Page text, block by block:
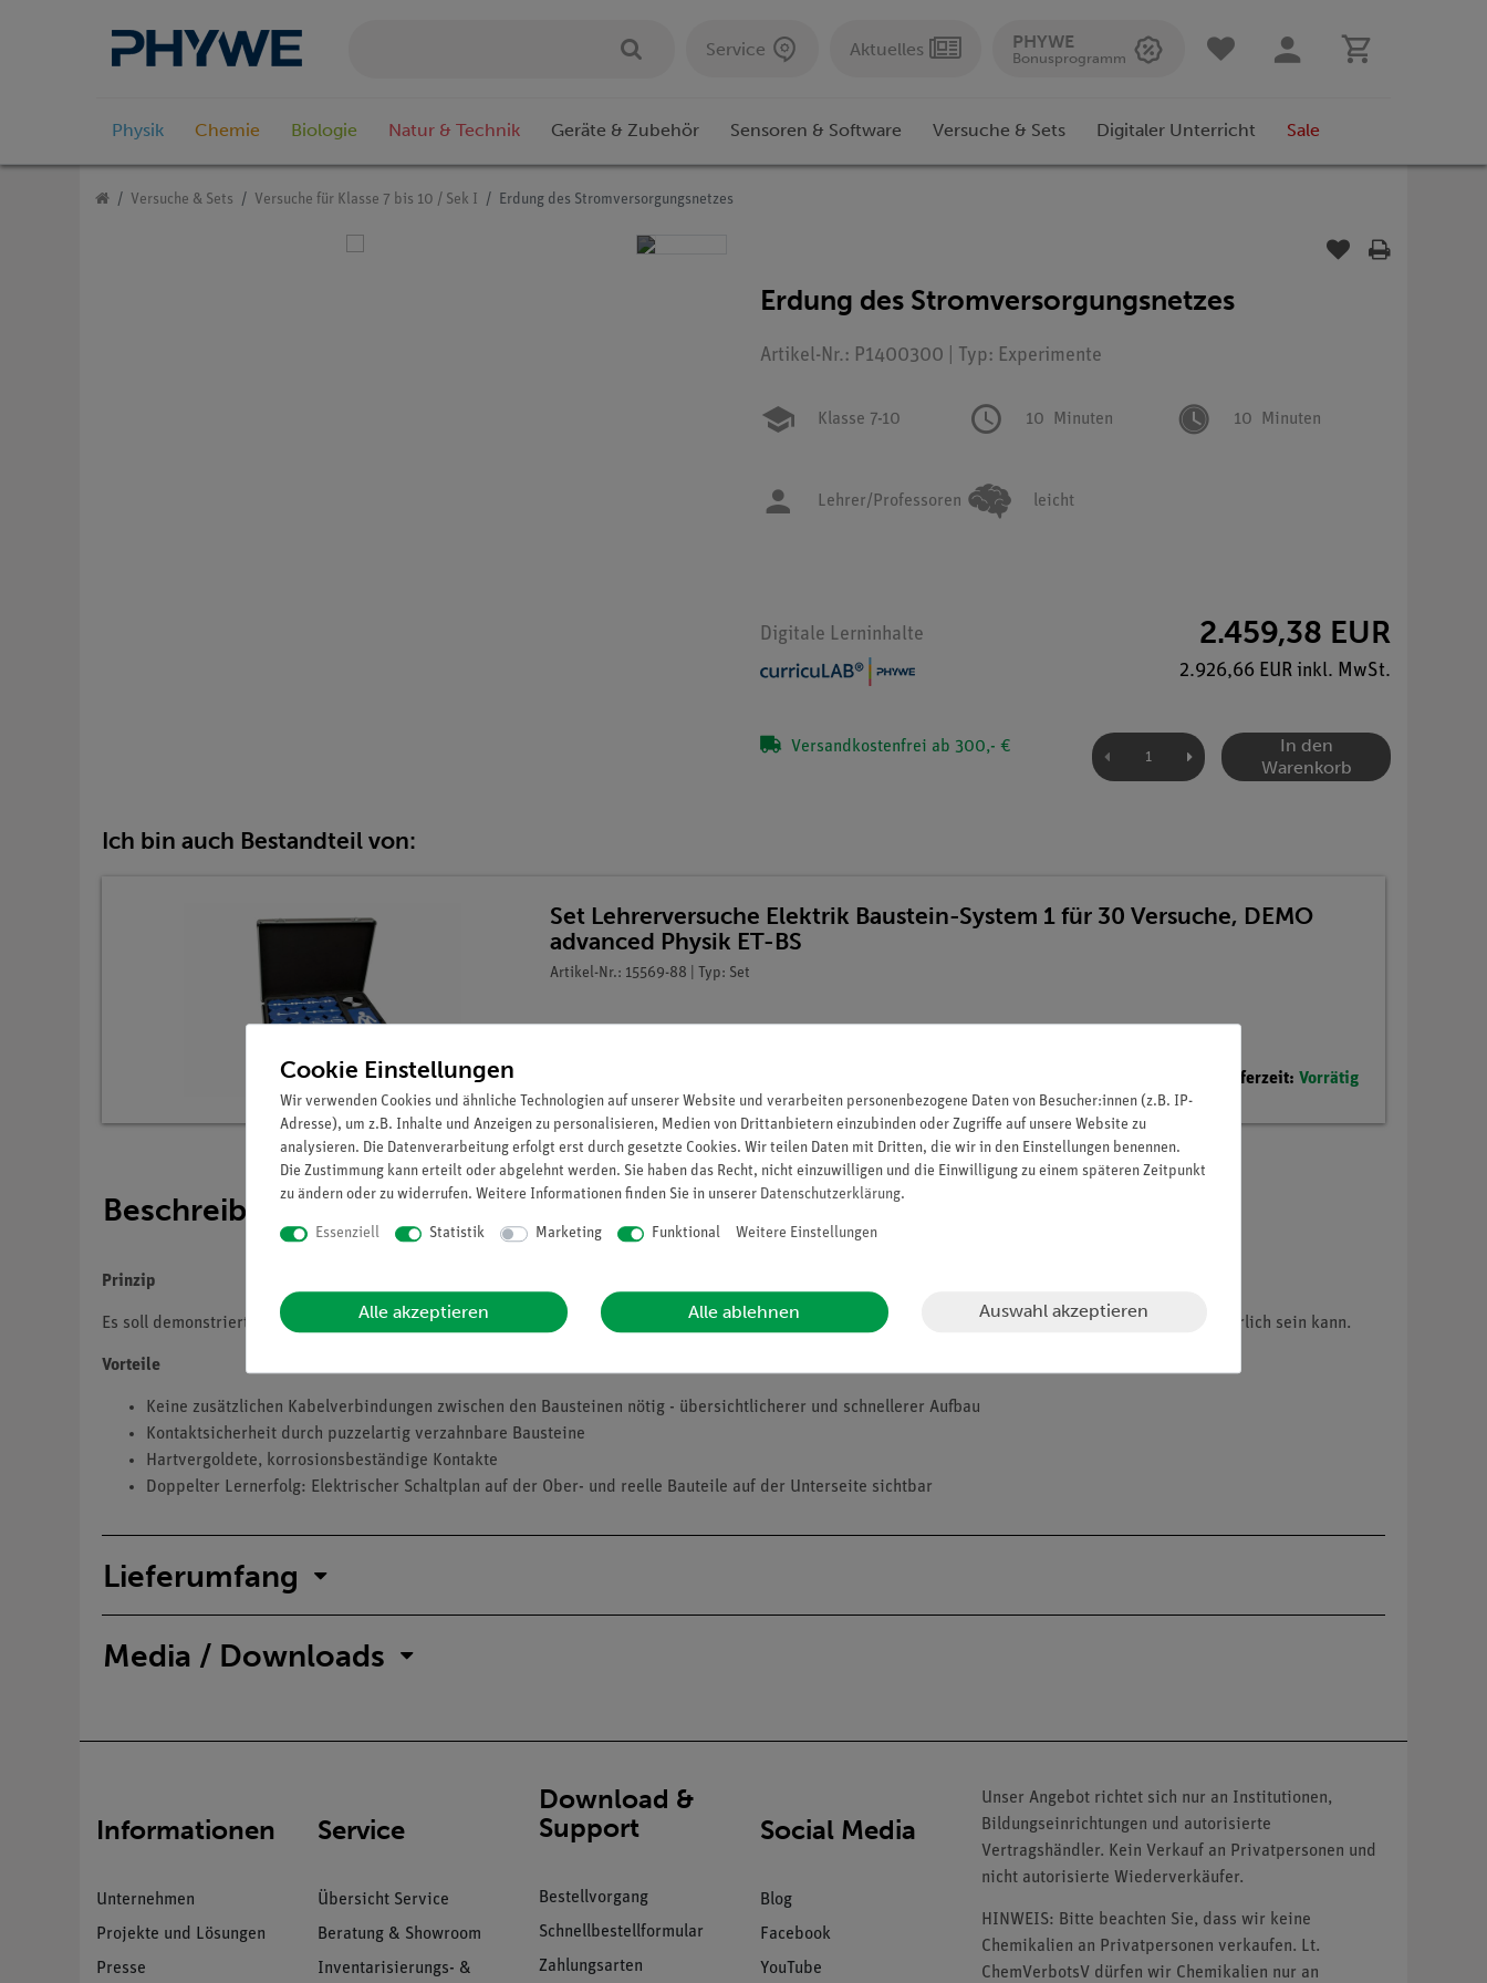
Service Aktuelles PHYWE
Bonusprogramm
Physik Chemie Biologie Natur & Technik Geräte & Zubehör Sensoren & Software Versuche & Sets Digitaler Unterricht Sale
Versuche & Sets Versuche für Klasse 7 bis 10 / Sek I Erdung des Stromversorgungsnetzes
Erdung des Stromversorgungsnetzes
Artikel-Nr.: P1400300 | Typ: Experimente
Klasse 7-10 10 Minuten 10 Minuten
Lehrer/Professoren leicht
Digitale Lerninhalte 2.459,38 EUR
2.926,66 EUR inkl. MwSt.
Versandkostenfrei ab 300,- €
In den
Warenkorb
Ich bin auch Bestandteil von:
Set Lehrerversuche Elektrik Baustein-System 1 für 30 Versuche, DEMO
advanced Physik ET-BS
Artikel-Nr.: 15569-88 | Typ: Set
Lieferzeit: Vorrätig
Beschreibung
Prinzip
Es soll demonstriert werden, dass die Berührung nicht isolierter elektrischer Leitungen für den Menschen (im Versuch durch ein Modell dargestellt) gefährlich sein kann.
Vorteile
Keine zusätzlichen Kabelverbindungen zwischen den Bausteinen nötig - übersichtlicherer und schnellerer Aufbau
Kontaktsicherheit durch puzzelartig verzahnbare Bausteine
Hartvergoldete, korrosionsbeständige Kontakte
Doppelter Lernerfolg: Elektrischer Schaltplan auf der Ober- und reelle Bauteile auf der Unterseite sichtbar
Lieferumfang
Media / Downloads
Informationen
Unternehmen
Projekte und Lösungen
Presse
Service
Übersicht Service
Beratung & Showroom
Inventarisierungs- &
Download &
Support
Bestellvorgang
Schnellbestellformular
Zahlungsarten
Social Media
Blog
Facebook
YouTube
Unser Angebot richtet sich nur an Institutionen,
Bildungseinrichtungen und autorisierte
Vertragshändler. Kein Verkauf an Privatpersonen und
nicht autorisierte Wiederverkäufer.
HINWEIS: Bitte beachten Sie, dass wir keine
Chemikalien an Privatpersonen verkaufen. Lt.
ChemVerbotsV dürfen wir Chemikalien nur an
Cookie Einstellungen
Wir verwenden Cookies und ähnliche Technologien auf unserer Website und verarbeiten personenbezogene Daten von Besucher:innen (z.B. IP-
Adresse), um z.B. Inhalte und Anzeigen zu personalisieren, Medien von Drittanbietern einzubinden oder Zugriffe auf unsere Website zu
analysieren. Die Datenverarbeitung erfolgt erst durch gesetzte Cookies. Wir teilen Daten mit Dritten, die wir in den Einstellungen benennen.
Die Zustimmung kann erteilt oder abgelehnt werden. Sie haben das Recht, nicht einzuwilligen und die Einwilligung zu einem späteren Zeitpunkt
zu ändern oder zu widerrufen. Weitere Informationen finden Sie in unserer Daten­schutz­erklärung.
Essenziell Statistik Marketing Funktional Weitere Einstellungen
Alle akzeptieren Alle ablehnen Auswahl akzeptieren